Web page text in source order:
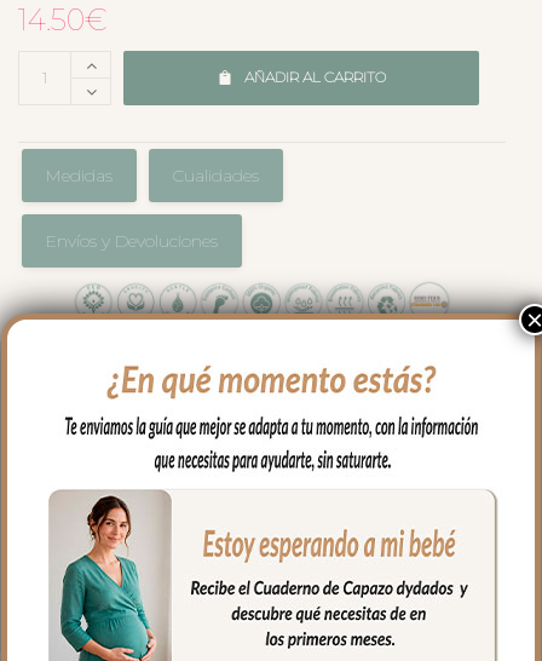
14.50€
AÑADIR AL CARRITO
Medidas Cualidades
Envíos y Devoluciones
En rizo de algodón con el borde a juego
con la colección que hayas elegido para
Perfecta para el uso diario con tu bebe
sobre todo para poner al hombro después
de cada toma.
Medidas: 50x25cm
×